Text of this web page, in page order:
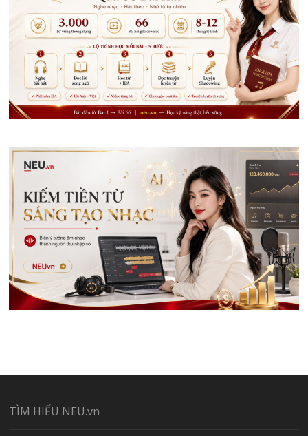
TÌM HIỂU NEU.vn